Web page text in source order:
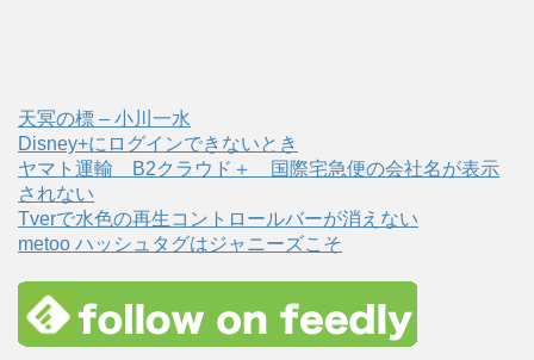
天冥の標 – 小川一水
Disney+にログインできないとき
ヤマト運輸 B2クラウド＋ 国際宅急便の会社名が表示
されない
Tverで水色の再生コントロールバーが消えない
metoo ハッシュタグはジャニーズこそ